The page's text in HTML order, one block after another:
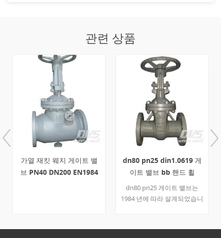
관련 상품
가열 재킷 웨지 게이트 밸
브 PN40 DN200 EN1984
dn80 pn25 din1.0619 게
이트 밸브 bb 핸드 휠
dn80 pn25 게이트 밸브는
1984 년에 따라 설계되었습니
부품으로 본체는 1.0619와